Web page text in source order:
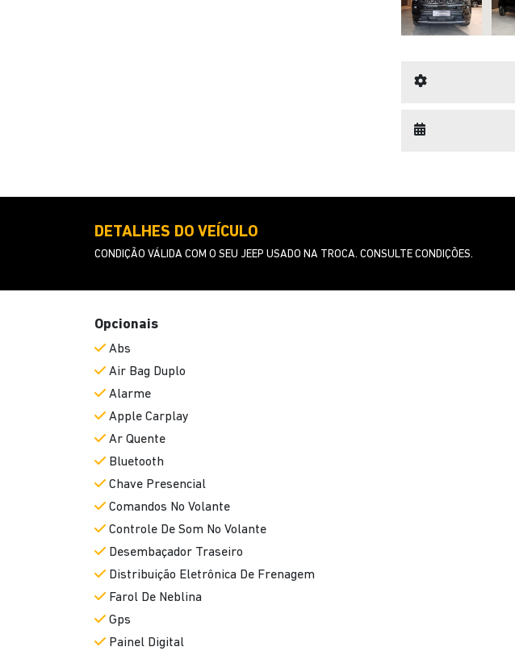
DETALHES DO VEÍCULO
CONDIÇÃO VÁLIDA COM O SEU JEEP USADO NA TROCA. CONSULTE CONDIÇÕES.
Opcionais
Abs
Air Bag Duplo
Alarme
Apple Carplay
Ar Quente
Bluetooth
Chave Presencial
Comandos No Volante
Controle De Som No Volante
Desembaçador Traseiro
Distribuição Eletrônica De Frenagem
Farol De Neblina
Gps
Painel Digital